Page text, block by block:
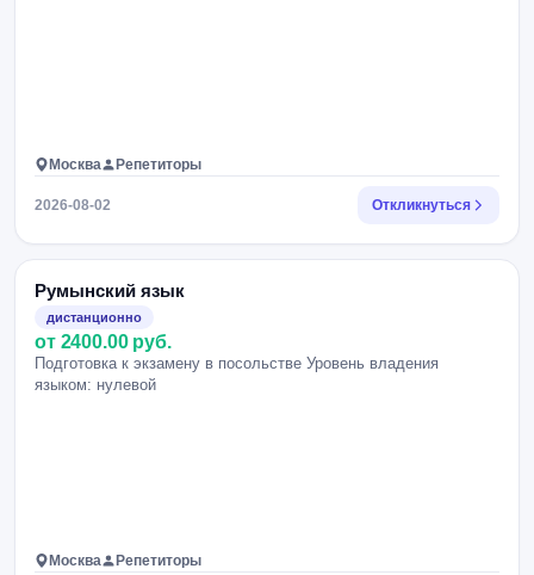
Москва Репетиторы
2026-08-02 Откликнуться
Румынский язык
дистанционно
от 2400.00 руб.
Подготовка к экзамену в посольстве Уровень владения
языком: нулевой
Москва Репетиторы